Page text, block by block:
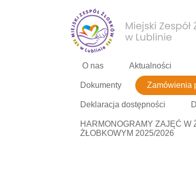
O nas Aktualności
Dokumenty Zamówienia
Deklaracja dostępności
HARMONOGRAMY ZAJĘĆ W
ŻŁOBKOWYM 2025/2026